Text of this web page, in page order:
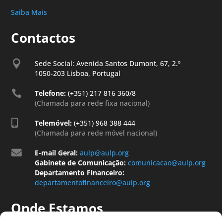
Saiba Mais
Contactos

Sede Social: Avenida Santos Dumont, 67, 2.º
1050-203 Lisboa, Portugal
 Telefone: (+351) 217 816 360/8
(Chamada para rede fixa nacional)
Telemóvel: (+351) 968 388 444
(Chamada para rede móvel nacional)
 E-mail Geral: aulp@aulp.org
Gabinete de Comunicação: comunicacao@aulp.org
Departamento Financeiro:
departamentofinanceiro@aulp.org
Onde Estamos